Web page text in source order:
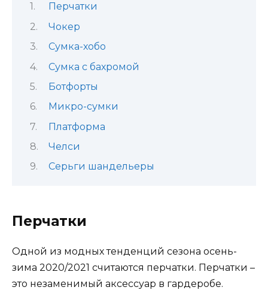
Перчатки
Чокер
Сумка-хобо
Сумка с бахромой
Ботфорты
Микро-сумки
Платформа
Челси
Серьги шандельеры
Перчатки
Одной из модных тенденций сезона осень-
зима 2020/2021 считаются перчатки. Перчатки –
это незаменимый аксессуар в гардеробе.